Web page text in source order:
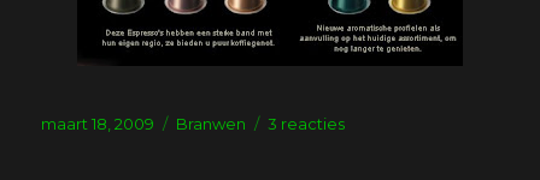
Geplaatst
maart 18, 2009 Tags
Branwen 3 reactiesop